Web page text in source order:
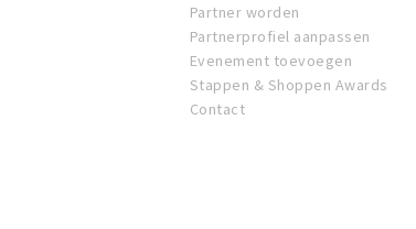
Partner worden
Partnerprofiel aanpassen
Evenement toevoegen
Stappen & Shoppen Awards
Contact